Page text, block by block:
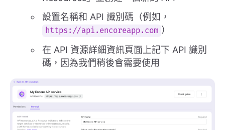
設置名稱和 API 識別碼（例如，
https://api.encoreapp.com ）
在 API 資源詳細資訊頁面上記下 API 識別
碼，因為我們稍後會需要使用